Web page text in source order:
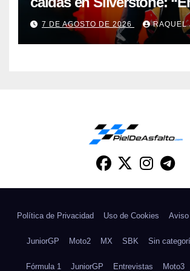
ir sobre un taladro de
7 DE AGOSTO DE 2026 RAQUEL
Política de Privacidad Uso de Cookies Aviso
JuniorGP Moto2 MX SBK Sin
Fórmula 1 JuniorGP Entrevistas Moto3